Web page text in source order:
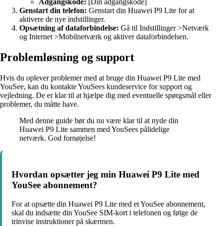
Adgangskode: [Din adgangskode]
Genstart din telefon: Genstart din Huawei P9 Lite for at
aktivere de nye indstillinger.
Opsætning af dataforbindelse: Gå til Indstillinger >Netværk
og Internet >Mobilnetværk og aktiver dataforbindelsen.
Problemløsning og support
Hvis du oplever problemer med at bruge din Huawei P9 Lite med
YouSee, kan du kontakte YouSees kundeservice for support og
vejledning. De er klar til at hjælpe dig med eventuelle spørgsmål eller
problemer, du måtte have.
Med denne guide bør du nu være klar til at nyde din
Huawei P9 Lite sammen med YouSees pålidelige
netværk. God fornøjelse!
Hvordan opsætter jeg min Huawei P9 Lite med
YouSee abonnement?
For at opsætte din Huawei P9 Lite med et YouSee abonnement,
skal du indsætte din YouSee SIM-kort i telefonen og følge de
trinvise instruktioner på skærmen.